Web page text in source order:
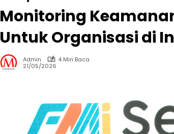
Monitoring
Untuk Organisasi di
Admin
4 Min Baca
21/05/2026